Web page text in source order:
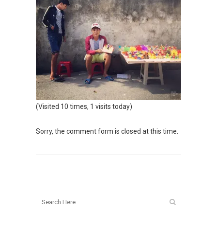
(Visited 10 times, 1 visits today)
Sorry, the comment form is closed at this time.